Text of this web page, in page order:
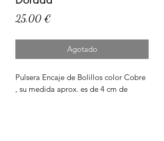
25,00 €
Agotado
Pulsera Encaje de Bolillos color Cobre
, su medida aprox. es de 4 cm de